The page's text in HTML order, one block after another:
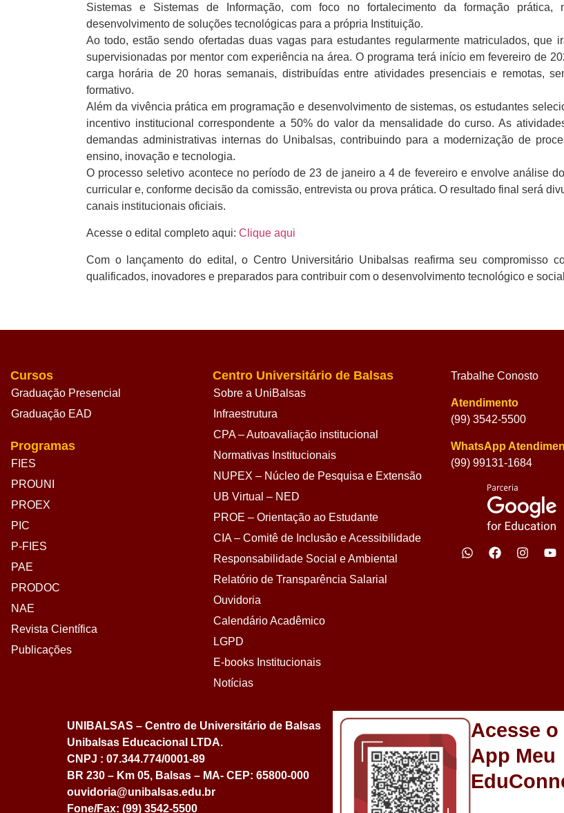
Sistemas e Sistemas de Informação, com foco no fortalecimento da formação
desenvolvimento de soluções tecnológicas para a própria Instituição.
Ao todo, estão sendo ofertadas duas vagas para estudantes regularmente matriculados, que
supervisionadas por mentor com experiência na área. O programa terá início em fevereiro de
carga horária de 20 horas semanais, distribuídas entre atividades presenciais e remotas,
formativo.
Além da vivência prática em programação e desenvolvimento de sistemas, os estudantes
incentivo institucional correspondente a 50% do valor da mensalidade do curso. As
demandas administrativas internas do Unibalsas, contribuindo para a modernização de
ensino, inovação e tecnologia.
O processo seletivo acontece no período de 23 de janeiro a 4 de fevereiro e envolve análise
curricular e, conforme decisão da comissão, entrevista ou prova prática. O resultado final será
canais institucionais oficiais.
Acesse o edital completo aqui: Clique aqui
Com o lançamento do edital, o Centro Universitário Unibalsas reafirma seu compromisso
qualificados, inovadores e preparados para contribuir com o desenvolvimento tecnológico e
Cursos
Graduação Presencial
Graduação EAD
Programas
FIES
PROUNI
PROEX
PIC
P-FIES
PAE
PRODOC
NAE
Revista Científica
Publicações
Centro Universitário de Balsas
Sobre a UniBalsas
Infraestrutura
CPA – Autoavaliação institucional
Normativas Institucionais
NUPEX – Núcleo de Pesquisa e Extensão
UB Virtual – NED
PROE – Orientação ao Estudante
CIA – Comitê de Inclusão e Acessibilidade
Responsabilidade Social e Ambiental
Relatório de Transparência Salarial
Ouvidoria
Calendário Acadêmico
LGPD
E-books Institucionais
Notícias
Trabalhe Conosto
Atendimento
(99) 3542-5500
WhatsApp
(99) 99131-1684
UNIBALSAS – Centro de Universitário de Balsas
Unibalsas Educacional LTDA.
CNPJ : 07.344.774/0001-89
BR 230 – Km 05, Balsas – MA- CEP: 65800-000
ouvidoria@unibalsas.edu.br
Fone/Fax: (99) 3542-5500
Acesse o
App Meu